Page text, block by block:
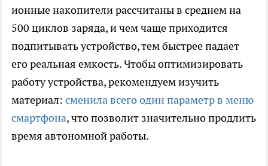
ионные накопители рассчитаны в среднем на
500 циклов заряда, и чем чаще приходится
подпитывать устройство, тем быстрее падает
его реальная емкость. Чтобы оптимизировать
работу устройства, рекомендуем изучить
материал: сменила всего один параметр в меню
смартфона, что позволит значительно продлить
время автономной работы.